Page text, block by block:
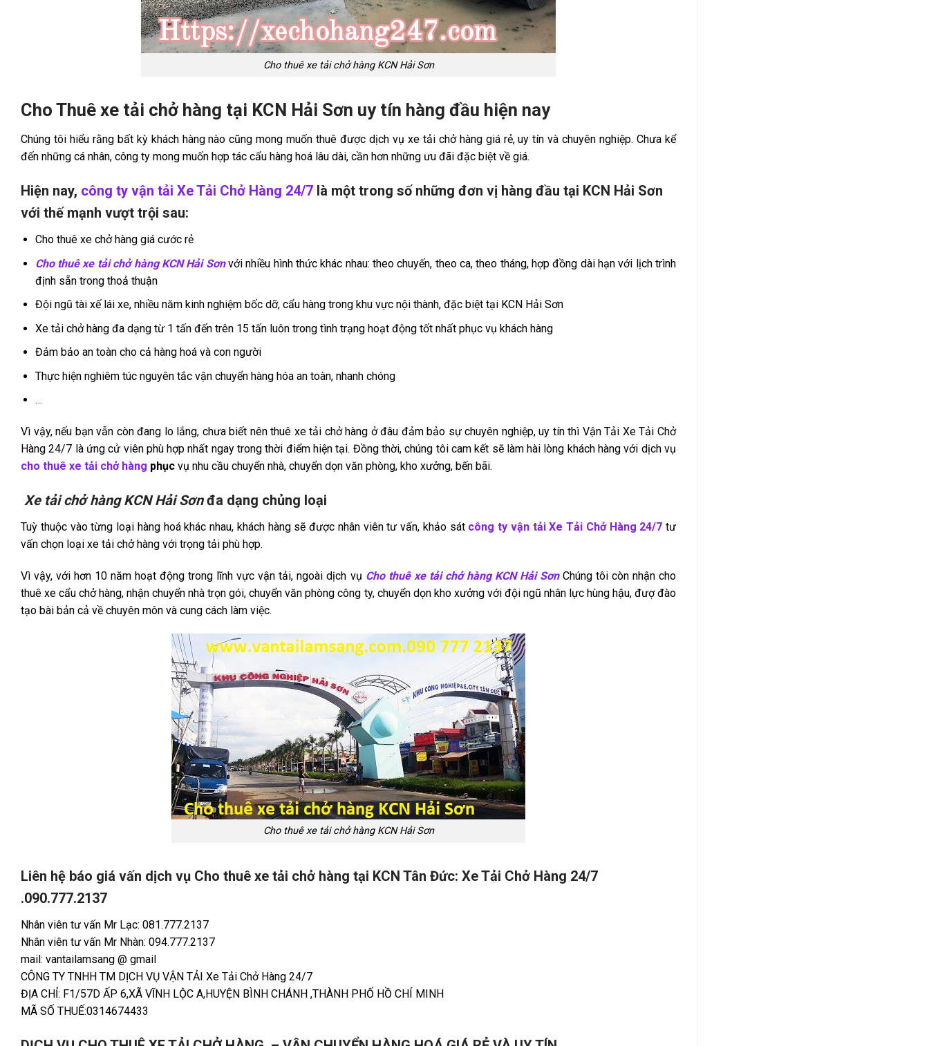
Cho thuê xe tải chở hàng KCN Hải Sơn
Cho Thuê xe tải chở hàng tại KCN Hải Sơn uy tín hàng đầu hiện nay
Chúng tôi hiểu rằng bất kỳ khách hàng nào cũng mong muốn thuê được dịch vụ xe tải chở hàng giá rẻ, uy tín và chuyên nghiệp. Chưa kể
đến những cá nhân, công ty mong muốn hợp tác cẩu hàng hoá lâu dài, cần hơn những ưu đãi đặc biệt về giá.
Hiện nay, công ty vận tải Xe Tải Chở Hàng 24/7 là một trong số những đơn vị hàng đầu tại KCN Hải Sơn
với thế mạnh vượt trội sau:
Cho thuê xe chở hàng giá cước rẻ
Cho thuê xe tải chở hàng KCN Hải Sơnvới nhiều hình thức khác nhau: theo chuyến, theo ca, theo tháng, hợp đồng dài hạn với lịch trình
định sẵn trong thoả thuận
Đội ngũ tài xế lái xe, nhiều năm kinh nghiệm bốc dỡ, cẩu hàng trong khu vực nội thành, đặc biệt tại KCN Hải Sơn
Xe tải chở hàng đa dạng từ 1 tấn đến trên 15 tấn luôn trong tình trạng hoạt động tốt nhất phục vụ khách hàng
Đảm bảo an toàn cho cả hàng hoá và con người
Thực hiện nghiêm túc nguyên tắc vận chuyển hàng hóa an toàn, nhanh chóng
…
Vì vậy, nếu bạn vẫn còn đang lo lắng, chưa biết nên thuê xe tải chở hàng ở đâu đảm bảo sự chuyên nghiệp, uy tín thì Vận Tải Xe Tải Chở
Hàng 24/7 là ứng cử viên phù hợp nhất ngay trong thời điểm hiện tại. Đồng thời, chúng tôi cam kết sẽ làm hài lòng khách hàng với dịch vụ
cho thuê xe tải chở hàng phục vụ nhu cầu chuyển nhà, chuyển dọn văn phòng, kho xưởng, bến bãi.
Xe tải chở hàng KCN Hải Sơnđa dạng chủng loại
Tuỳ thuộc vào từng loại hàng hoá khác nhau, khách hàng sẽ được nhân viên tư vấn, khảo sát công ty vận tải Xe Tải Chở Hàng 24/7 tư
vấn chọn loại xe tải chở hàng với trọng tải phù hợp.
Vì vậy, với hơn 10 năm hoạt động trong lĩnh vực vận tải, ngoài dịch vụ Cho thuê xe tải chở hàng KCN Hải Sơn Chúng tôi còn nhận cho
thuê xe cẩu chở hàng, nhận chuyển nhà trọn gói, chuyển văn phòng công ty, chuyển dọn kho xưởng với đội ngũ nhân lực hùng hậu, đượ đào
tạo bài bản cả về chuyên môn và cung cách làm việc.
Cho thuê xe tải chở hàng KCN Hải Sơn
Liên hệ báo giá vấn dịch vụ Cho thuê xe tải chở hàng tại KCN Tân Đức: Xe Tải Chở Hàng 24/7
.090.777.2137
Nhân viên tư vấn Mr Lạc: 081.777.2137
Nhân viên tư vấn Mr Nhàn: 094.777.2137
mail: vantailamsang @ gmail
CÔNG TY TNHH TM DỊCH VỤ VẬN TẢI Xe Tải Chở Hàng 24/7
ĐỊA CHỈ: F1/57D ẤP 6,XÃ VĨNH LỘC A,HUYỆN BÌNH CHÁNH ,THÀNH PHỐ HỒ CHÍ MINH
MÃ SỐ THUẾ:0314674433